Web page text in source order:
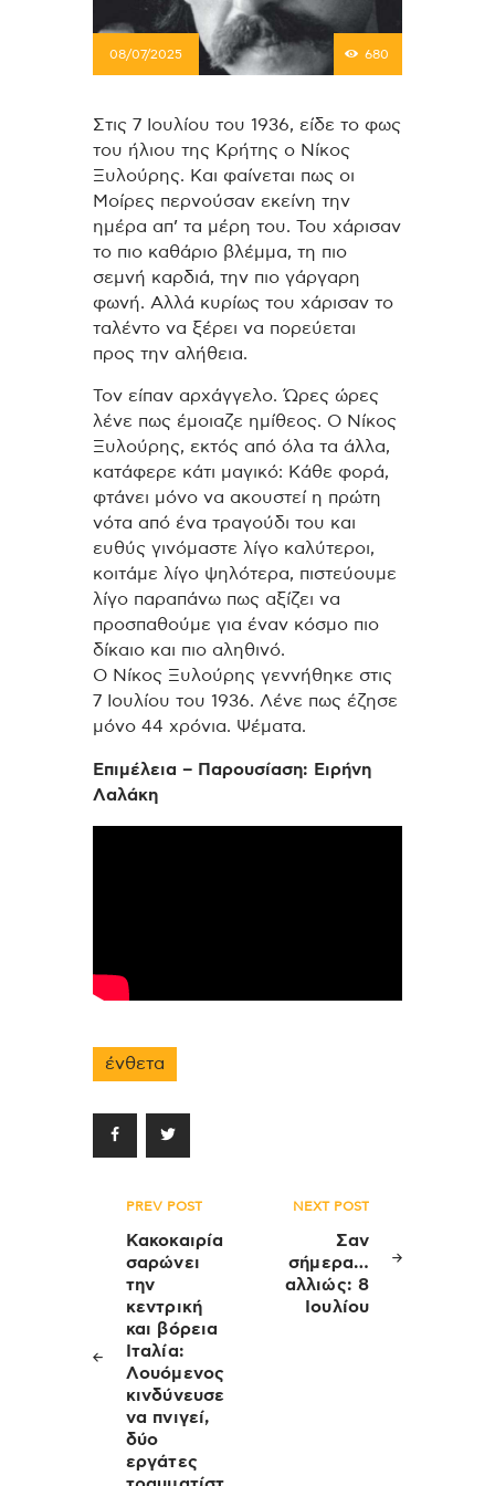
08/07/2025 680
Στις 7 Ιουλίου του 1936, είδε το φως
του ήλιου της Κρήτης ο Νίκος
Ξυλούρης. Και φαίνεται πως οι
Μοίρες περνούσαν εκείνη την
ημέρα απ’ τα μέρη του. Του χάρισαν
το πιο καθάριο βλέμμα, τη πιο
σεμνή καρδιά, την πιο γάργαρη
φωνή. Αλλά κυρίως του χάρισαν το
ταλέντο να ξέρει να πορεύεται
προς την αλήθεια.
Τον είπαν αρχάγγελο. Ώρες ώρες
λένε πως έμοιαζε ημίθεος. Ο Νίκος
Ξυλούρης, εκτός από όλα τα άλλα,
κατάφερε κάτι μαγικό: Κάθε φορά,
φτάνει μόνο να ακουστεί η πρώτη
νότα από ένα τραγούδι του και
ευθύς γινόμαστε λίγο καλύτεροι,
κοιτάμε λίγο ψηλότερα, πιστεύουμε
λίγο παραπάνω πως αξίζει να
προσπαθούμε για έναν κόσμο πιο
δίκαιο και πιο αληθινό.
Ο Νίκος Ξυλούρης γεννήθηκε στις
7 Ιουλίου του 1936. Λένε πως έζησε
μόνο 44 χρόνια. Ψέματα.
Επιμέλεια – Παρουσίαση: Ειρήνη
Λαλάκη
ένθετα
Πλοήγηση
άρθρων
PREV POST
Κακοκαιρία
σαρώνει
την
κεντρική
και βόρεια
Ιταλία:
Λουόμενος
κινδύνευσε
να πνιγεί,
δύο
εργάτες
NEXT POST
Σαν
σήμερα…
αλλιώς: 8
Ιουλίου